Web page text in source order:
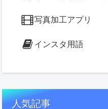
写真加工アプリ
インスタ用語
人気記事